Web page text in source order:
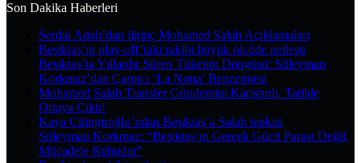
Son Dakika Haberleri
Serdal Adalı’dan ilginç Mohamed Salah Açıklamaları
Beşiktaş’ın play-off’taki rakibi büyük ölçüde netleşti
Beşiktaş’ta Yıllardır Süren Tüketim Döngüsü: Süleyman
Korkmaz’dan Çarpıcı ‘La Nona’ Benzetmesi
Mohamed Salah Transfer Gündemini Karıştırdı, Tatilde
Ortaya Çıktı!
Kaya Çilingiroğlu’ndan Beşiktaş’a Salah tepkisi
Süleyman Korkmaz: “Beşiktaş’ın Gerçek Gücü Parası Değil,
Mücadele Ruhudur”